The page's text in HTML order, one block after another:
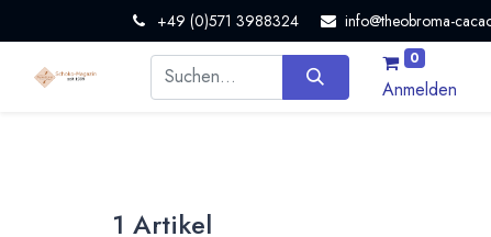
+49 (0)571 3988324 info@theobroma-
0
Anmelden
1 Artikel